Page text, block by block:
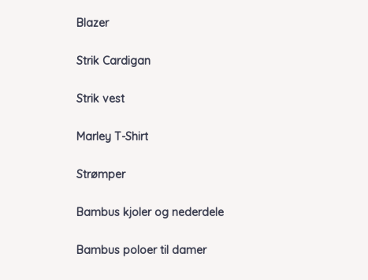
Blazer
Strik Cardigan
Strik vest
Marley T-Shirt
Strømper
Bambus kjoler og nederdele
Bambus poloer til damer